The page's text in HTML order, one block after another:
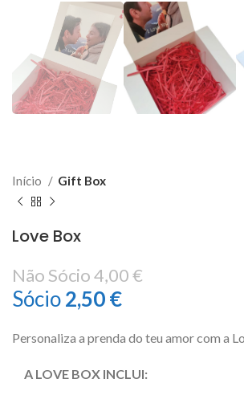
Início Gift Box
Love Box
Não Sócio4,00€
Sócio2,50€
Personaliza a prenda do teu amor com a
A LOVE BOX INCLUI: